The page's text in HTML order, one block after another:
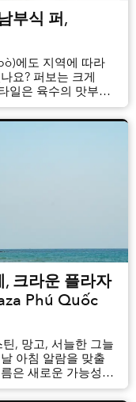
부식 퍼,
에도 지역에 따라
요? 퍼보는 크게
일은 육수의 맛부터
이를 보입니다.
크라운 플라자
Phú Quốc
, 망고, 서늘한 그늘
아침 알람을 맞출
은 새로운 가능성을
들은 아이들의